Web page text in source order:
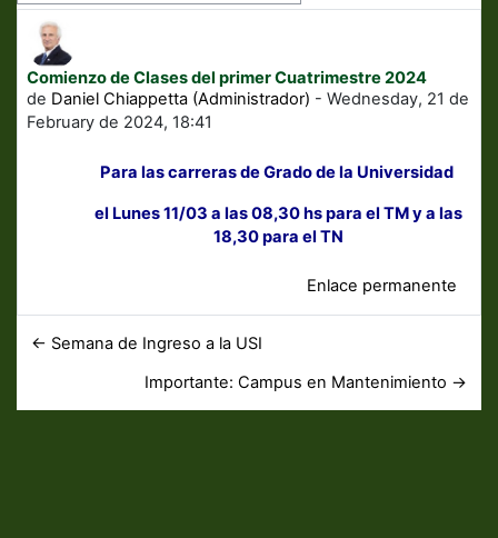
Comienzo de Clases del primer Cuatrimestre 2024
de Daniel Chiappetta (Administrador) - Wednesday, 21 de
February de 2024, 18:41
Número de respuestas: 0
Para las carreras de Grado de la Universidad
el Lunes 11/03 a las 08,30 hs para el TM y a las
18,30 para el TN
Enlace permanente
← Semana de Ingreso a la USI
Importante: Campus en Mantenimiento →